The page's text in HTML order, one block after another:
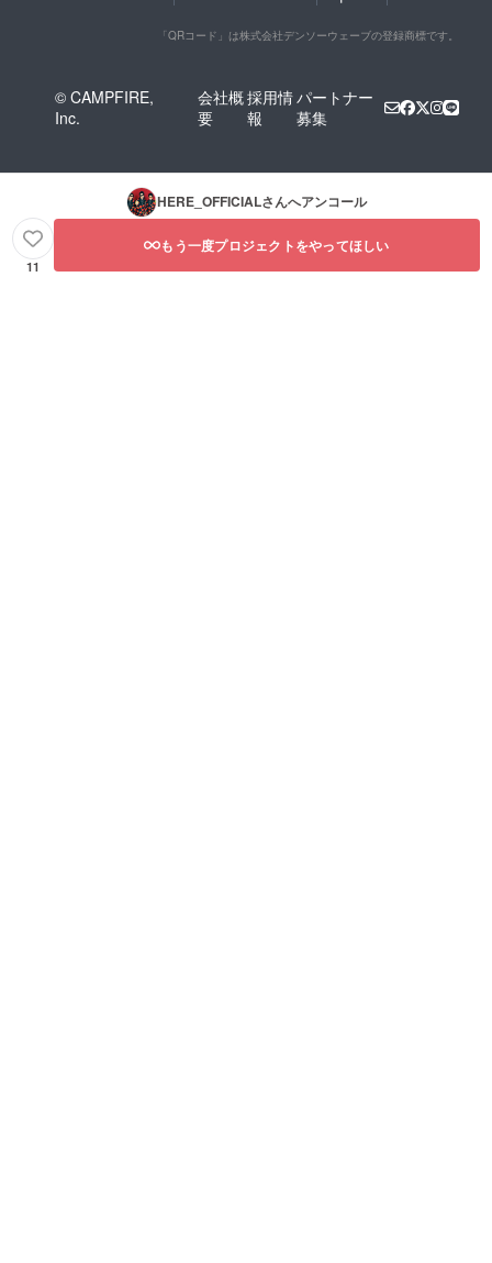
「QRコード」は株式会社デンソーウェーブの登録商標です。
© CAMPFIRE,
Inc.
会社概
要
採用情
報
パートナー
募集
HERE_OFFICIALさんへアンコール
11
もう一度プロジェクトをやってほしい